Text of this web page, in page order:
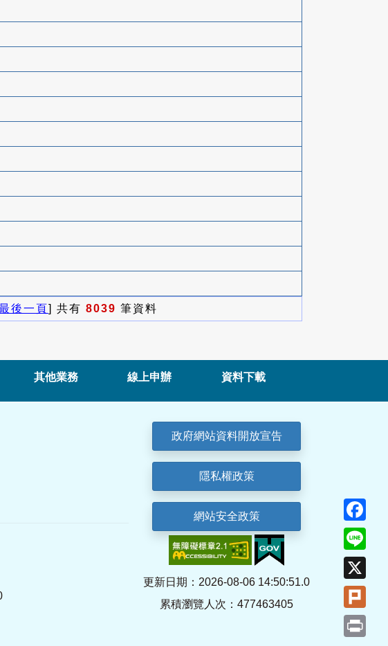
後一頁] 共有 8039 筆資料
其他業務 線上申辦 資料下載
政府網站資料開放宣告
隱私權政策
網站安全政策
更新日期：2026-08-06 14:50:51.0
累積瀏覽人次：477463405